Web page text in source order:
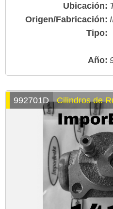
Ubicación:
Origen/Fabricación:
Tipo:
Año:
992701D Cilindros de